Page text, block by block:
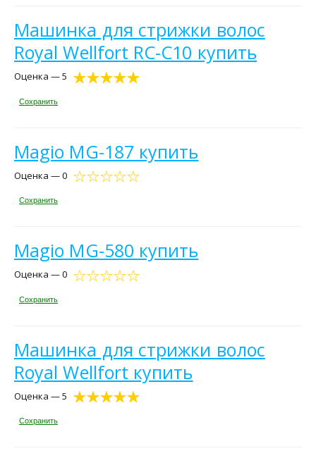
Машинка для стрижки волос
Royal Wellfort RC-C10 купить
Оценка — 5
Сохранить
Magio MG-187 купить
Оценка — 0
Сохранить
Magio MG-580 купить
Оценка — 0
Сохранить
Машинка для стрижки волос
Royal Wellfort купить
Оценка — 5
Сохранить